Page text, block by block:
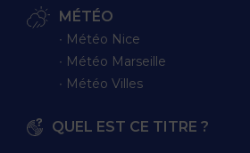
MÉTÉO
∙ Météo Nice
∙ Météo Marseille
∙ Météo Villes
QUEL EST CE TITRE ?